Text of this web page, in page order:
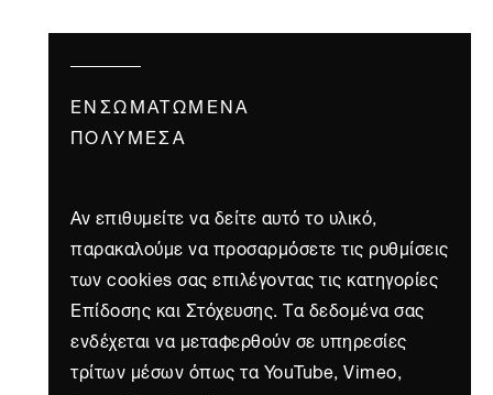
ΕΝΣΩΜΑΤΩΜΈΝΑ
ΠΟΛΥΜΈΣΑ
Αν επιθυμείτε να δείτε αυτό το υλικό,
παρακαλούμε να προσαρμόσετε τις ρυθμίσεις
των cookies σας επιλέγοντας τις κατηγορίες
Επίδοσης και Στόχευσης. Τα δεδομένα σας
ενδέχεται να μεταφερθούν σε υπηρεσίες
τρίτων μέσων όπως τα YouTube, Vimeo,